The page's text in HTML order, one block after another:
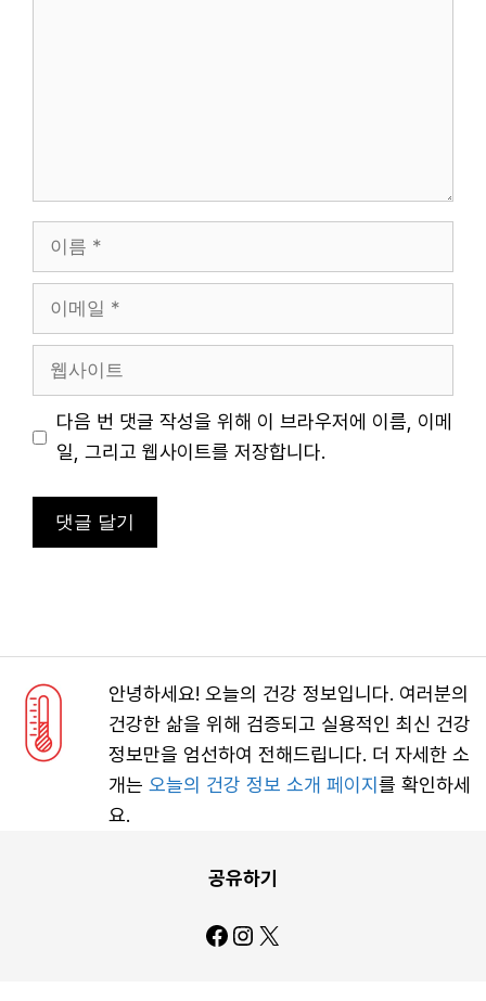
름
메
사
트
다음 번 댓글 작성을 위해 이 브라우저에 이름, 이메
일, 그리고 웹사이트를 저장합니다.
안녕하세요! 오늘의 건강 정보입니다. 여러분의
건강한 삶을 위해 검증되고 실용적인 최신 건강
정보만을 엄선하여 전해드립니다. 더 자세한 소
개는 오늘의 건강 정보 소개 페이지 를 확인하세
요.
공유하기
Facebook
Instagram
X